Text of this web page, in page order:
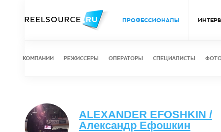
ПРОФЕССИОНАЛЫ
КОМПАНИИ РЕЖИССЕРЫ ОПЕРАТОРЫ СПЕЦИАЛИСТЫ
ALEXANDER EFOSHKIN /
Александр Ефошкин